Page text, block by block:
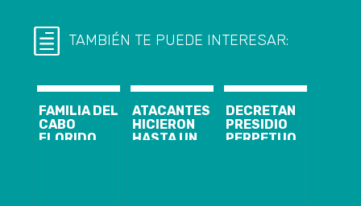
TAMBIÉN TE PUEDE INTERESAR:
FAMILIA DEL
CABO
FLORIDO
ATACANTES
HICIERON
HASTA UN
DECRETAN
PRESIDIO
PERPETUO